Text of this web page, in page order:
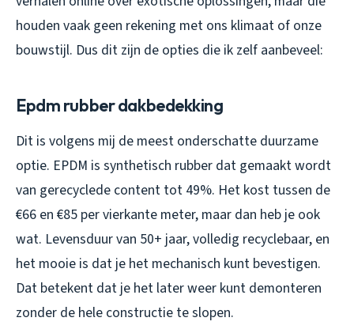
houden vaak geen rekening met ons klimaat of onze
bouwstijl. Dus dit zijn de opties die ik zelf aanbeveel:
Epdm rubber dakbedekking
Dit is volgens mij de meest onderschatte duurzame
optie. EPDM is synthetisch rubber dat gemaakt wordt
van gerecyclede content tot 49%. Het kost tussen de
€66 en €85 per vierkante meter, maar dan heb je ook
wat. Levensduur van 50+ jaar, volledig recyclebaar, en
het mooie is dat je het mechanisch kunt bevestigen.
Dat betekent dat je het later weer kunt demonteren
zonder de hele constructie te slopen.